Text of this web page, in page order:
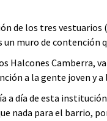
de los tres
muro de contención
Halcones Camberra,
a la gente joven y a
a día de esta
nada para el barrio,